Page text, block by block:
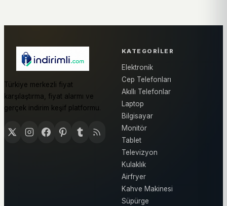
Türkiye merkezli fiyat
karşılaştırma, fiyat alarmı ve
gerçek indirim keşif platformu.
KATEGORILER
Elektronik
Cep Telefonları
Akıllı Telefonlar
Laptop
Bilgisayar
Monitör
Tablet
Televizyon
Kulaklık
Airfryer
Kahve Makinesi
Süpürge